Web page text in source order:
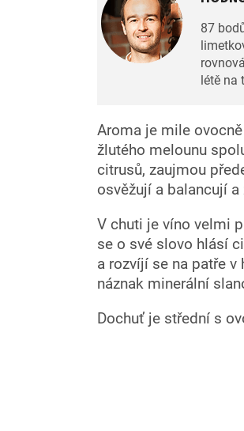
87
létě na
Aroma je mile
žlutého melounu
citrusů, zaujmou
osvěžují a balancují
V chuti je víno velmi
se o své slovo hlásí
a rozvíjí se na patře
náznak minerální
Dochuť je střední s